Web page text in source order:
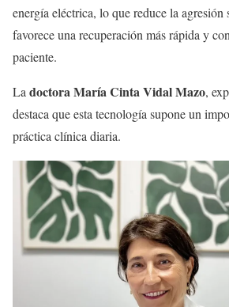
energía eléctrica, lo que reduce la
favorece una recuperación más rápida y
paciente.
Ladoctora María Cinta Vidal Mazo,
destaca que esta tecnología supone un
práctica clínica diaria.